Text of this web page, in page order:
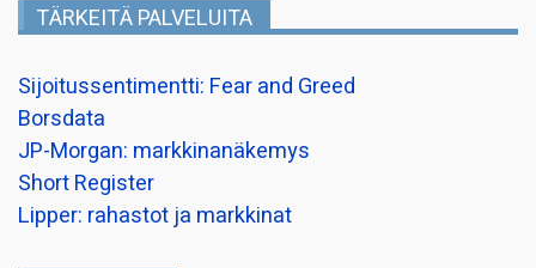
TÄRKEITÄ PALVELUITA
Sijoitussentimentti: Fear and Greed
Borsdata
JP-Morgan: markkinanäkemys
Short Register
Lipper: rahastot ja markkinat